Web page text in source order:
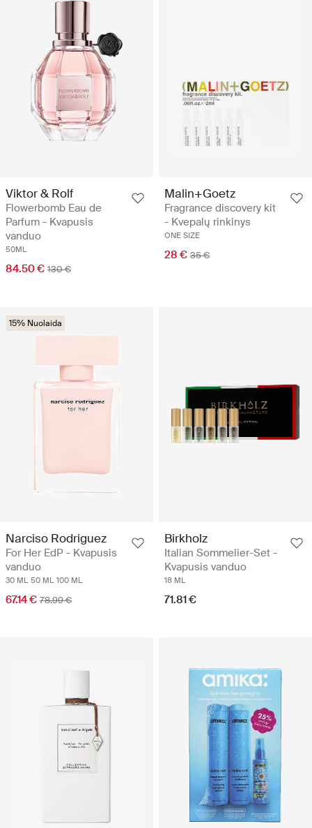
Viktor & Rolf
Flowerbomb Eau de
Parfum - Kvapusis
vanduo
50ML
84.50 € 130 €
Malin+Goetz
Fragrance discovery kit
- Kvepalų rinkinys
ONE SIZE
28 € 35 €
15% Nuolaida
Narciso Rodriguez
For Her EdP - Kvapusis
vanduo
30 ML 50 ML 100 ML
67.14 € 78.99 €
Birkholz
Italian Sommelier-Set -
Kvapusis vanduo
18 ML
71.81 €